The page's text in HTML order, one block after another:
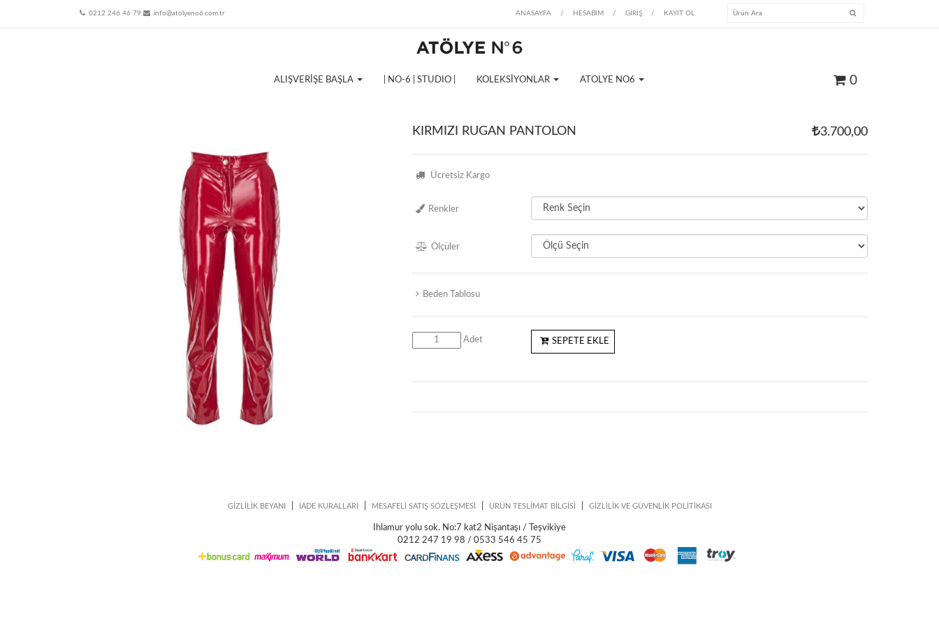
0212 246 46 79 info@atolyeno6.com.tr ANASAYFA / HESABIM / GİRİŞ / KAYIT OL
ALIŞVERİŞE BAŞLA | NO-6 | STUDIO | KOLEKSİYONLAR ATOLYE NO6 0
KIRMIZI RUGAN PANTOLON 3.700,00
Ücretsiz Kargo
Renkler
Ölçüler
Beden Tablosu
Adet SEPETE EKLE
GİZLİLİK BEYANI İADE KURALLARI MESAFELİ SATIŞ SÖZLEŞMESİ ÜRÜN TESLİMAT BİLGİSİ GİZLİLİK VE GÜVENLİK POLİTİKASI
Ihlamur yolu sok. No:7 kat2 Nişantaşı / Teşvikiye
0212 247 19 98 / 0533 546 45 75